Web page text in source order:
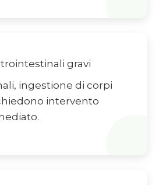
gravi
ingestione di corpi
intervento